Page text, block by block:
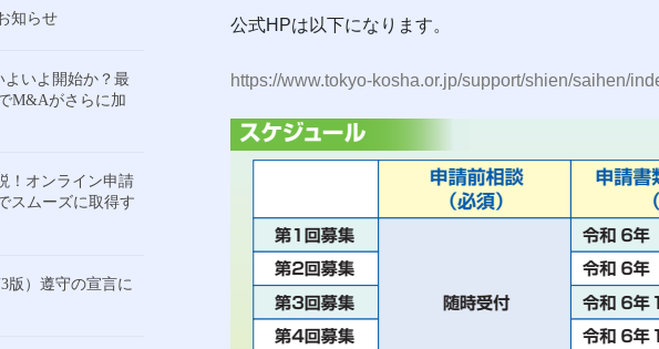
公式HPは以下になります。
https://www.tokyo-kosha.or.jp/support/shien/saihen/
知らせ
いよ開始か？最
M&Aがさらに加
！オンライン申請
スムーズに取得す
版）遵守の宣言に